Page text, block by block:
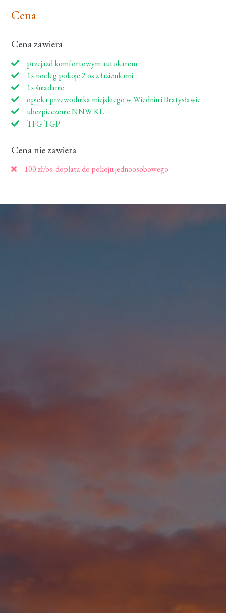
Cena
Cena zawiera
przejazd komfortowym autokarem
1x nocleg pokoje 2 os z łazienkami
1x śniadanie
opieka przewodnika miejskiego w Wiedniu i Bratysławie
ubezpieczenie NNW KL
TFG TGP
Cena nie zawiera
100 zł/os. dopłata do pokoju jednoosobowego